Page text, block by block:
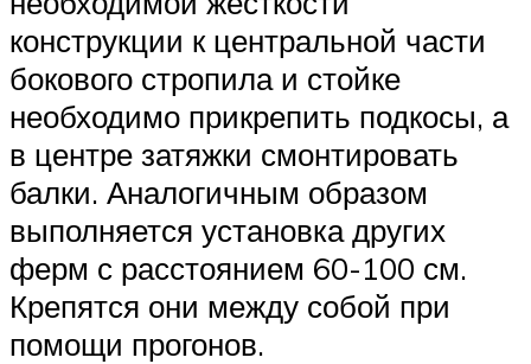
конструкции к центральной части
бокового стропила и стойке
необходимо прикрепить подкосы, а
в центре затяжки смонтировать
балки. Аналогичным образом
выполняется установка других
ферм с расстоянием 60-100 см.
Крепятся они между собой при
помощи прогонов.